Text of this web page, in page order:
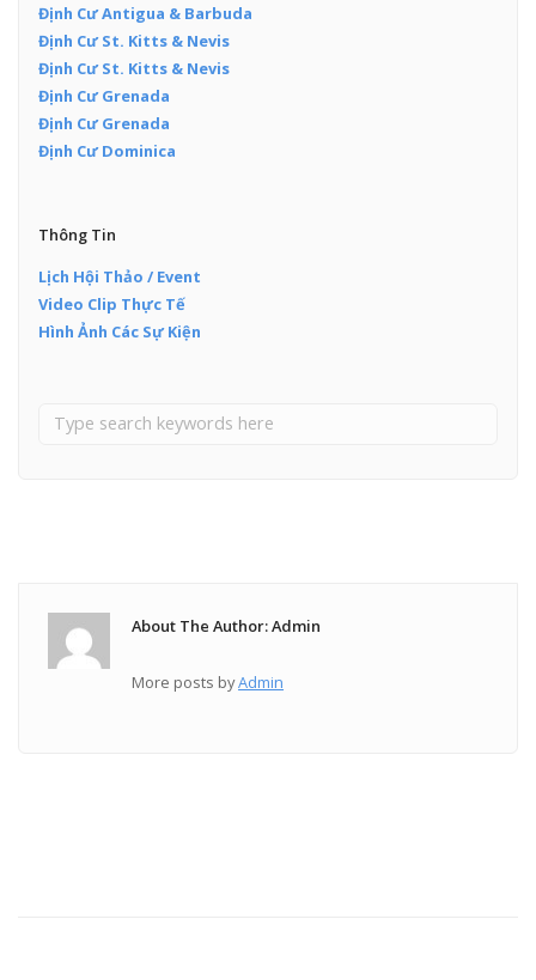
Định Cư Antigua & Barbuda
Định Cư St. Kitts & Nevis
Định Cư St. Kitts & Nevis
Định Cư Grenada
Định Cư Grenada
Định Cư Dominica
Thông Tin
Lịch Hội Thảo / Event
Video Clip Thực Tế
Hình Ảnh Các Sự Kiện
About The Author: Admin
More posts byAdmin